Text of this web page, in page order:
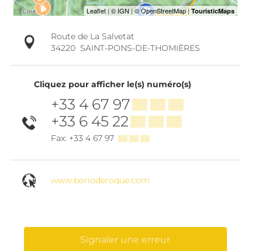
Route de La Salvetat
34220 SAINT-PONS-DE-THOMIÈRES
Cliquez pour afficher le(s) numéro(s)
+33 4 67 97▒▒ ▒▒ ▒▒
+33 6 45 22▒▒ ▒▒ ▒▒
Fax: +33 4 67 97 ▒▒ ▒▒ ▒▒
www.borioderoque.com
Signaler une erreur